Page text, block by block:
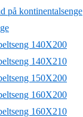
på kontinentalsenge
140X200
140X210
150X200
160X200
160X210